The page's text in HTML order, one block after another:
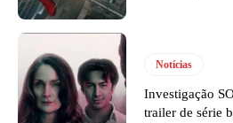
Notícias
Investigação
trailer de série